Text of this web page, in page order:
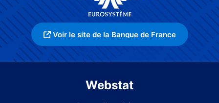
Voir le site de la Banque de France
Webstat